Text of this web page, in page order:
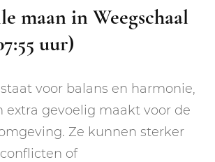
maan in Weegschaal
uur)
voor balans en harmonie,
extra gevoelig maakt voor de
Ze kunnen sterker
of